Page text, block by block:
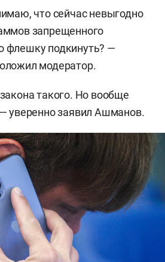
что сейчас невыгодно
запрещенного
флешку подкинуть? —
модератор.
такого. Но вообще
уверенно заявил Ашманов.